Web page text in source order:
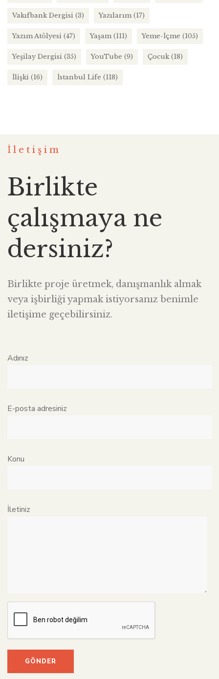
Vakıfbank Dergisi (3) Yazılarım (17)
Yazım Atölyesi (47) Yaşam (111) Yeme-İçme (105)
Yeşilay Dergisi (35) YouTube (9) Çocuk(18)
İlişki (16) İstanbul Life (118)
İletişim
Birlikte
çalışmaya ne
dersiniz?
Birlikte proje üretmek, danışmanlık almak
veya işbirliği yapmak istiyorsanız benimle
iletişime geçebilirsiniz.
Adınız
E-posta adresiniz
Konu
İletiniz